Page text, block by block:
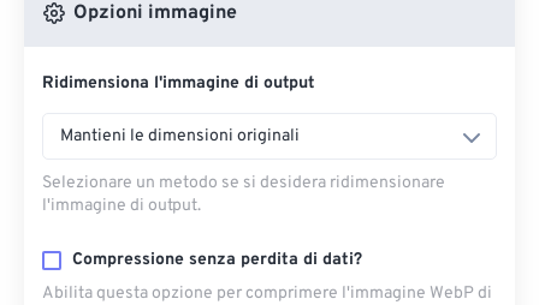
Opzioni immagine
Ridimensiona l'immagine di output
Mantieni le dimensioni originali
Selezionare un metodo se si desidera ridimensionare
l'immagine di output.
Compressione senza perdita di dati?
Abilita questa opzione per comprimere l'immagine WebP di